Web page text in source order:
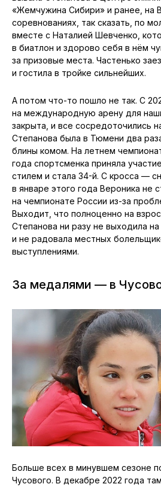
«Жемчужина Сибири» и ранее, на
соревнованиях, так сказать, по
вместе с Наталией Шевченко,
в биатлон и здорово себя в нём
за призовые места. Частенько
и гостила в тройке сильнейших.
А потом что-то пошло не так. С
на международную арену для
закрыта, и все сосредоточились
Степанова была в Тюмени два
блины комом. На летнем
года спортсменка приняла
стилем и стала 34-й. С кросса —
в январе этого года Вероника не
на чемпионате России из-за
Выходит, что полноценно на
Степанова ни разу не выходила
и не радовала местных
выступлениями.
За медалями — в
Больше всех в минувшем сезоне
Чусового. В декабре 2022 года